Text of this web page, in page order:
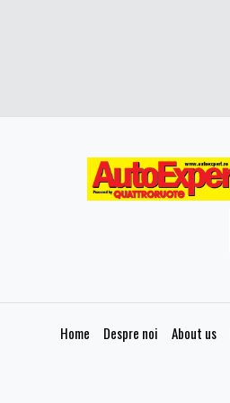
Home Despre noi About us